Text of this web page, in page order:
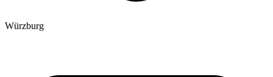
Würzburg